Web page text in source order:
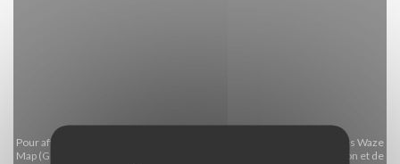
Pour afficher la carte interactive Waze, vous devez accepter les cookies Waze
Map (Google). Ces cookies peuvent collecter des données de navigation et de